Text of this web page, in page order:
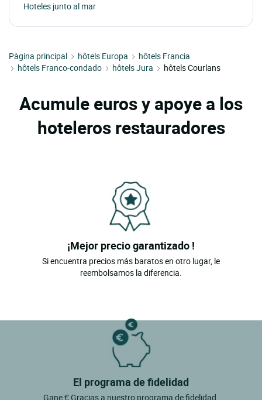
Hoteles junto al mar
Pàgina principal hôtels Europa
hôtels Francia
hôtels Franco-condado
hôtels Jura hôtels Courlans
Acumule euros y apoye a los
hoteleros restauradores
¡Mejor precio garantizado !
Si encuentra precios más baratos en otro lugar, le
reembolsamos la diferencia.
El programa de fidelidad
Gane € Gracias a nuestro programa de fidelidad.